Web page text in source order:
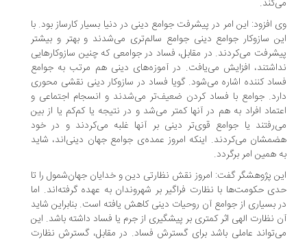
افزود: این امر در پیشرفت جوامع دینی در دنیا بسیار کارساز بود. با
سازوکار جوامع دینی جوامع سالم‌تری می‌شدند و بهتر و بیشتر
می‌کردند. در مقابل، فساد در جوامعی که چنین سازوکارهایی
افزایش می‌یافت. در آموزه‌های دینی هم مرتب به جوامع
کننده اشاره می‌شود. گویا فساد در سازوکار دینی نقشی محوری
جوامع با فساد کردن ضعیف‌تر می‌شدند و انسجام اجتماعی و
افراد به هم در آنها کمتر می‌شد و در نتیجه یا کم‌کم یا از بین
یا جوامع قوی‌تر دینی بر آنها غلبه می‌کردند و در خود
می‌کردند. اینکه امروز عمده‌ی جوامع جهان دینی‌اند، شاید
همین امر برگردد.
پژوهشگر گفت: امروز نقش نظارتی دین و خدایان جهان‌شمول را تا
حکومت‌ها با نظارت فراگیر بر شهروندان به عهده گرفته‌اند. اما
بسیاری از جوامع آن روحیات دینی کاهش یافته است. بنابراین شاید
نظارت الهی اثر کمتری بر پیشگیری از جرم یا فساد داشته باشد. این
عاملی باشد برای گسترش فساد. در مقابل، گسترش نظارت